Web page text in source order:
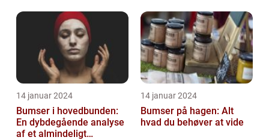
oplever på et ...
14 januar 2024
Bumser i hovedbunden:
En dybdegående analyse
af et almindeligt
14 januar 2024
Bumser på hagen: Alt
hvad du behøver at vide